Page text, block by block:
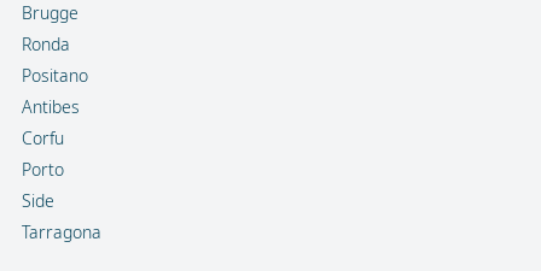
Brugge
Ronda
Positano
Antibes
Corfu
Porto
Side
Tarragona